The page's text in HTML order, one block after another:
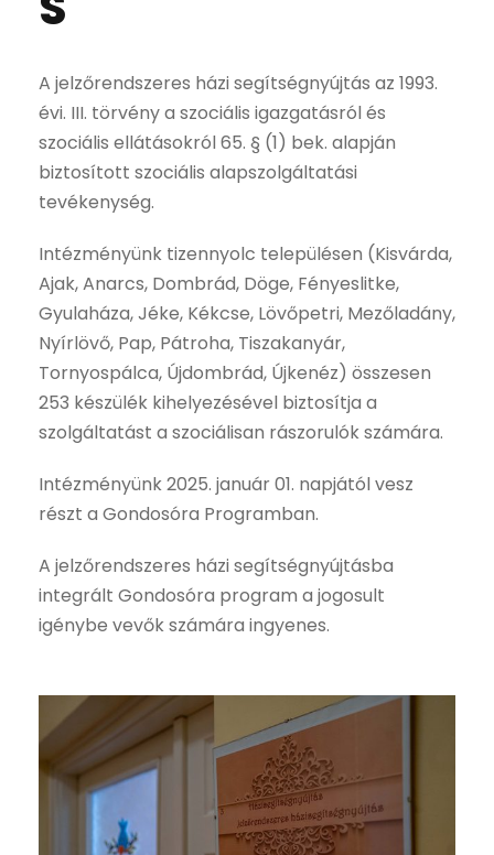
A jelzőrendszeres házi segítségnyújtás az 1993.
évi. III. törvény a szociális igazgatásról és
szociális ellátásokról 65. § (1) bek. alapján
biztosított szociális alapszolgáltatási
tevékenység.
Intézményünk tizennyolc településen (Kisvárda,
Ajak, Anarcs, Dombrád, Döge, Fényeslitke,
Gyulaháza, Jéke, Kékcse, Lövőpetri, Mezőladány,
Nyírlövő, Pap, Pátroha, Tiszakanyár,
Tornyospálca, Újdombrád, Újkenéz) összesen
253 készülék kihelyezésével biztosítja a
szolgáltatást a szociálisan rászorulók számára.
Intézményünk 2025. január 01. napjától vesz
részt a Gondosóra Programban.
A jelzőrendszeres házi segítségnyújtásba
integrált Gondosóra program a jogosult
igénybe vevők számára ingyenes.